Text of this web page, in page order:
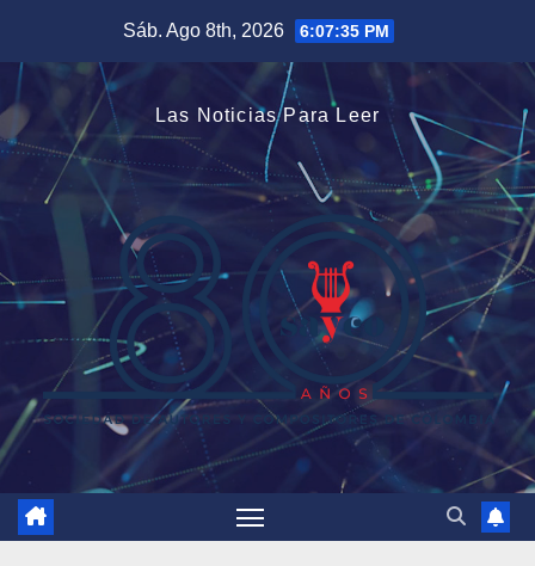
contenido
Sáb. Ago 8th, 2026 6:07:35 PM
Las Noticias Para Leer